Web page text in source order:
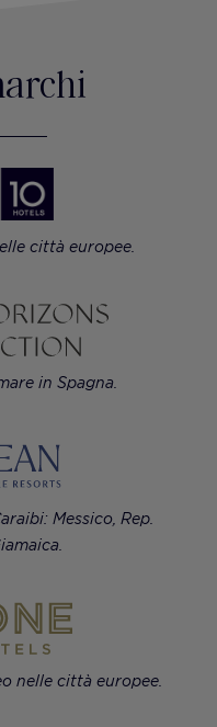
città europee.
in Spagna.
Messico, Rep.
nelle città europee.